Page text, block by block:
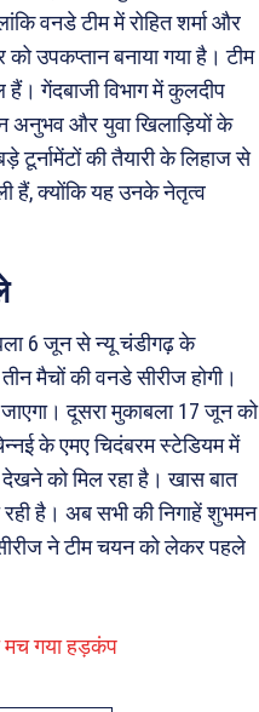
वनडे टीम में रोहित शर्मा और
उपकप्तान बनाया गया है। टीम
हैं। गेंदबाजी विभाग में कुलदीप
अनुभव और युवा खिलाड़ियों के
की तैयारी के लिहाज से
हैं, क्योंकि यह उनके नेतृत्व
6 जून से न्यू चंडीगढ़ के
मैचों की वनडे सीरीज होगी।
दूसरा मुकाबला 17 जून को
के एमए चिदंबरम स्टेडियम में
को मिल रहा है। खास बात
रही है। अब सभी की निगाहें शुभमन
ने टीम चयन को लेकर पहले
मच गया हड़कंप